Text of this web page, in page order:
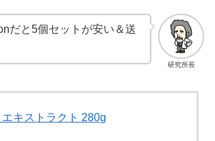
研究所長
だと5個セットが安い＆送
エキストラクト 280g